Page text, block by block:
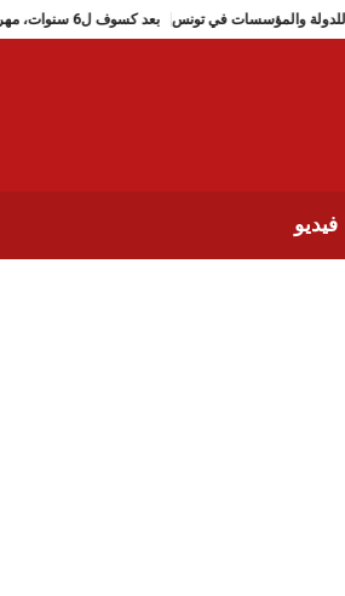
الأمنية للدولة والمؤسسات في تونس بعد كسوف ل6 سنوات، مهرجان طبرقة للجاز يعود (من 2 الى 9 جويلية 2026)
فيديو